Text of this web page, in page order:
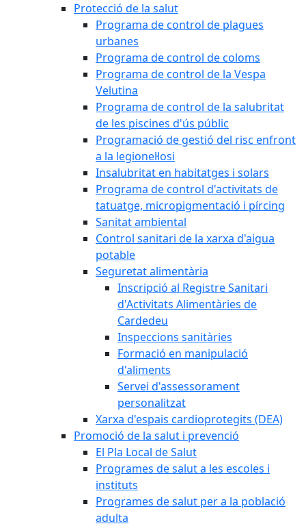
Protecció de la salut
Programa de control de plagues
urbanes
Programa de control de coloms
Programa de control de la Vespa
Velutina
Programa de control de la salubritat
de les piscines d'ús públic
Programació de gestió del risc enfront
a la legionel·losi
Insalubritat en habitatges i solars
Programa de control d'activitats de
tatuatge, micropigmentació i pírcing
Sanitat ambiental
Control sanitari de la xarxa d'aigua
potable
Seguretat alimentària
Inscripció al Registre Sanitari
d'Activitats Alimentàries de
Cardedeu
Inspeccions sanitàries
Formació en manipulació
d'aliments
Servei d'assessorament
personalitzat
Xarxa d'espais cardioprotegits (DEA)
Promoció de la salut i prevenció
El Pla Local de Salut
Programes de salut a les escoles i
instituts
Programes de salut per a la població
adulta